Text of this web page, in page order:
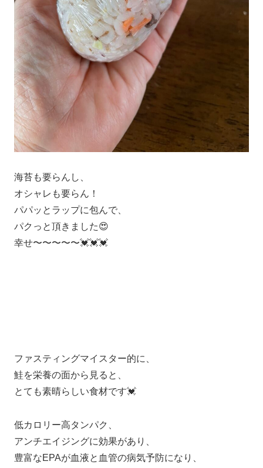
海苔も要らんし、
オシャレも要らん！
パパッとラップに包んで、
パクっと頂きました😍
幸せ〜〜〜〜〜💓💓💓
ファスティングマイスター的に、
鮭を栄養の面から見ると、
とても素晴らしい食材です💓
低カロリー高タンパク、
アンチエイジングに効果があり、
豊富なEPAが血液と血管の病気予防になり、